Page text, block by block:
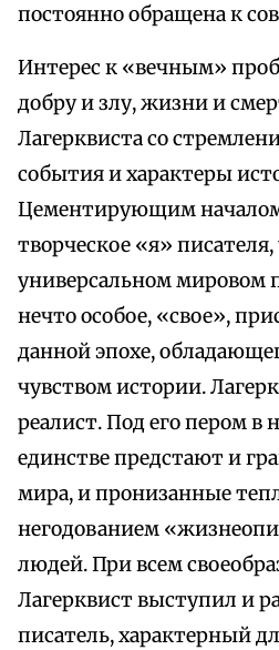
постоянно обращена к
Интерес к «вечным»
добру и злу, жизни и
Лагерквиста со
события и характеры
Цементирующим
творческое «я»
универсальном мировом
нечто особое, «свое»,
данной эпохе,
чувством истории.
реалист. Под его пером
единстве предстают и
мира, и пронизанные
негодованием
людей. При всем
Лагерквист выступил и
писатель, характерный